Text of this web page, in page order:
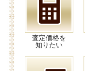
査定価格を
知りたい